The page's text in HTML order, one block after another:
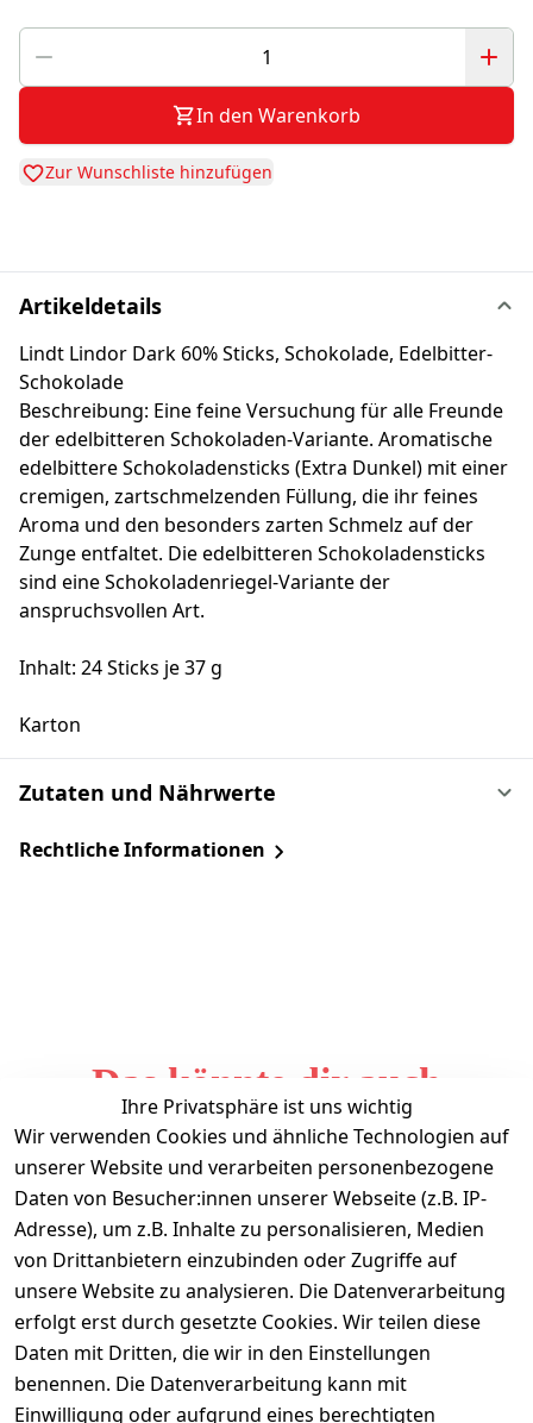
In den Warenkorb
Zur Wunschliste hinzufügen
Artikeldetails
Lindt Lindor Dark 60% Sticks, Schokolade, Edelbitter-
Schokolade
Beschreibung: Eine feine Versuchung für alle Freunde
der edelbitteren Schokoladen-Variante. Aromatische
edelbittere Schokoladensticks (Extra Dunkel) mit einer
cremigen, zartschmelzenden Füllung, die ihr feines
Aroma und den besonders zarten Schmelz auf der
Zunge entfaltet. Die edelbitteren Schokoladensticks
sind eine Schokoladenriegel-Variante der
anspruchsvollen Art.
Inhalt: 24 Sticks je 37 g
Karton
Zutaten und Nährwerte
Rechtliche Informationen
Das könnte dir auch
gefallen
Ihre Privatsphäre ist uns wichtig
Wir verwenden Cookies und ähnliche Technologien auf
unserer Website und verarbeiten personenbezogene
Daten von Besucher:innen unserer Webseite (z.B. IP-
Adresse), um z.B. Inhalte zu personalisieren, Medien
von Drittanbietern einzubinden oder Zugriffe auf
unsere Website zu analysieren. Die Datenverarbeitung
erfolgt erst durch gesetzte Cookies. Wir teilen diese
Daten mit Dritten, die wir in den Einstellungen
benennen. Die Datenverarbeitung kann mit
Einwilligung oder aufgrund eines berechtigten
Informationen